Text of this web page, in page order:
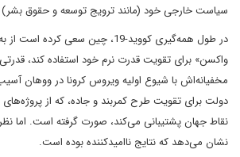
سیاست خارجی خود (مانند ترویج توسعه و حقوق بشر)
در طول همه‌گیری کووید-19، چین سعی
واکسن» برای تقویت قدرت نرم خود استفاده کند،
مخفیانه‌اش با شیوع اولیه ویروس کرونا در ووهان
دولت برای تقویت طرح کمربند و جاده، که از پروژه‌های
نقاط جهان پشتیبانی می‌کند، صورت گرفته است. اما
نشان می‌دهد که نتایج ناامیدکننده بوده است.